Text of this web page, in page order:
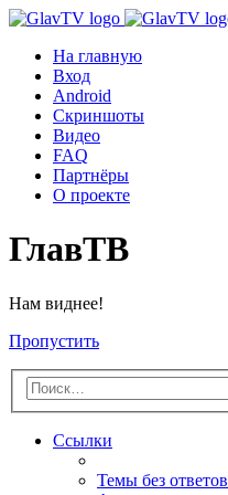
На главную
Вход
Android
Скриншоты
Видео
FAQ
Партнёры
О проекте
ГлавТВ
Нам виднее!
Пропустить
Ссылки
Темы без ответов